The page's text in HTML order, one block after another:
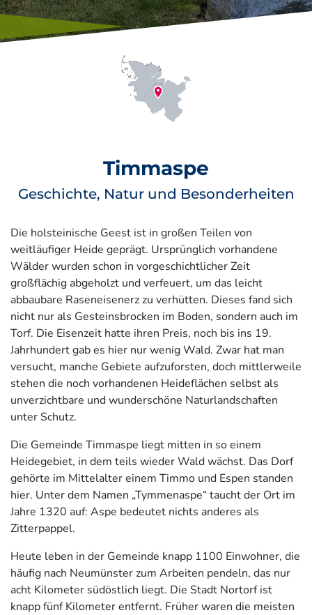
Timmaspe
Geschichte, Natur und Besonderheiten
Die holsteinische Geest ist in großen Teilen von
weitläufiger Heide geprägt. Ursprünglich vorhandene
Wälder wurden schon in vorgeschichtlicher Zeit
großflächig abgeholzt und verfeuert, um das leicht
abbaubare Raseneisenerz zu verhütten. Dieses fand sich
nicht nur als Gesteinsbrocken im Boden, sondern auch im
Torf. Die Eisenzeit hatte ihren Preis, noch bis ins 19.
Jahrhundert gab es hier nur wenig Wald. Zwar hat man
versucht, manche Gebiete aufzuforsten, doch mittlerweile
stehen die noch vorhandenen Heideflächen selbst als
unverzichtbare und wunderschöne Naturlandschaften
unter Schutz.
Die Gemeinde Timmaspe liegt mitten in so einem
Heidegebiet, in dem teils wieder Wald wächst. Das Dorf
gehörte im Mittelalter einem Timmo und Espen standen
hier. Unter dem Namen „Tymmenaspe“ taucht der Ort im
Jahre 1320 auf: Aspe bedeutet nichts anderes als
Zitterpappel.
Heute leben in der Gemeinde knapp 1100 Einwohner, die
häufig nach Neumünster zum Arbeiten pendeln, das nur
acht Kilometer südöstlich liegt. Die Stadt Nortorf ist
knapp fünf Kilometer entfernt. Früher waren die meisten